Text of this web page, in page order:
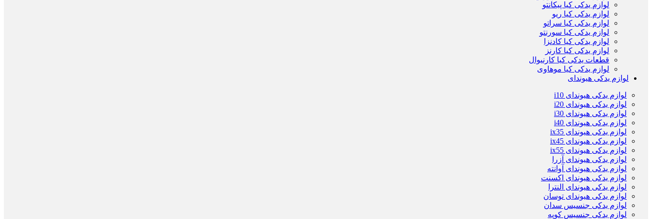
لوازم یدکی کیا پیکانتو
لوازم یدکی کیا ریو
لوازم یدکی کیا سراتو
لوازم یدکی کیا سورنتو
لوازم یدکی کیا کادنزا
لوازم یدکی کیا کارنز
قطعات یدکی کیا کارنیوال
لوازم یدکی کیا موهاوی
لوازم یدکی هیوندای
لوازم یدکی هیوندای i10
لوازم یدکی هیوندای i20
لوازم یدکی هیوندای i30
لوازم یدکی هیوندای i40
لوازم یدکی هیوندای ix35
لوازم یدکی هیوندای ix45
لوازم یدکی هیوندای ix55
لوازم یدکی هیوندای آزرا
لوازم یدکی هیوندای آوانته
لوازم یدکی هیوندای اکسنت
لوازم یدکی هیوندای النترا
لوازم یدکی هیوندای توسان
لوازم یدکی جنسیس سدان
لوازم یدکی جنسیس کوپه